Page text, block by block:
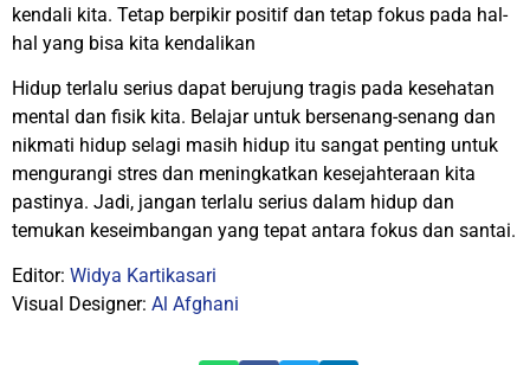
kendali kita. Tetap berpikir positif dan tetap fokus pada hal-
hal yang bisa kita kendalikan
Hidup terlalu serius dapat berujung tragis pada kesehatan
mental dan fisik kita. Belajar untuk bersenang-senang dan
nikmati hidup selagi masih hidup itu sangat penting untuk
mengurangi stres dan meningkatkan kesejahteraan kita
pastinya. Jadi, jangan terlalu serius dalam hidup dan
temukan keseimbangan yang tepat antara fokus dan santai.
Editor: Widya Kartikasari
Visual Designer: Al Afghani